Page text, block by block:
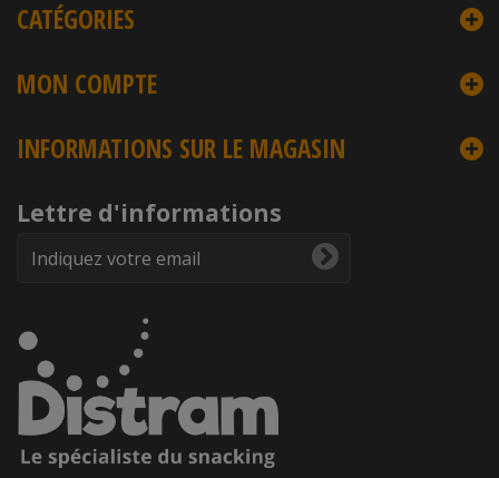
CATÉGORIES
MON COMPTE
INFORMATIONS SUR LE MAGASIN
Lettre d'informations